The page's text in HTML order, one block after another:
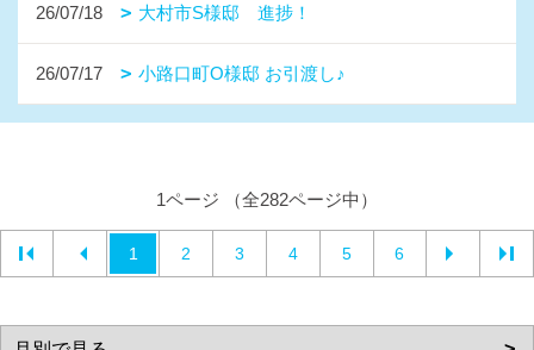
26/07/18 大村市S様邸 進捗！
26/07/17 小路口町O様邸 お引渡し♪
1ページ （全282ページ中）
1 2 3 4 5 6